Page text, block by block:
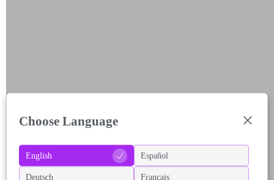
Choose Language
English Español
Deutsch Français